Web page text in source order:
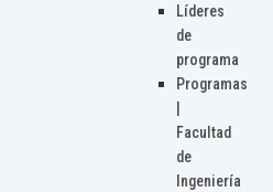
Líderes
de
programa
Programas
Facultad
de
Ingeniería